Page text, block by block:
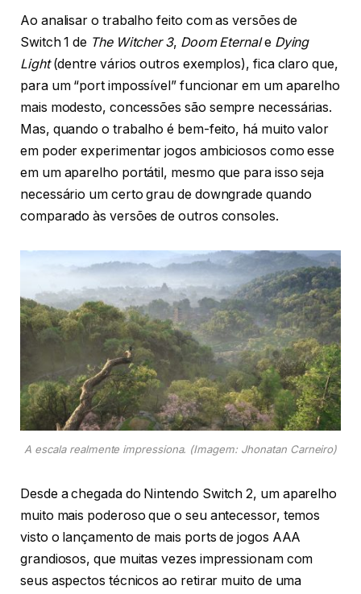
Ao analisar o trabalho feito com as versões de
Switch 1 de The Witcher 3, Doom Eternale Dying
Light(dentre vários outros exemplos), fica claro que,
para um “port impossível” funcionar em um aparelho
mais modesto, concessões são sempre necessárias.
Mas, quando o trabalho é bem-feito, há muito valor
em poder experimentar jogos ambiciosos como esse
em um aparelho portátil, mesmo que para isso seja
necessário um certo grau de downgrade quando
comparado às versões de outros consoles.
A escala realmente impressiona. (Imagem: Jhonatan Carneiro)
Desde a chegada do Nintendo Switch 2, um aparelho
muito mais poderoso que o seu antecessor, temos
visto o lançamento de mais ports de jogos AAA
grandiosos, que muitas vezes impressionam com
seus aspectos técnicos ao retirar muito de uma